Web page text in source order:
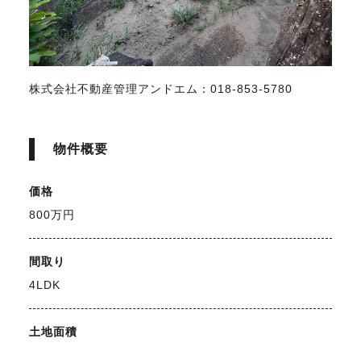
株式会社不動産管理アンドエム：018-853-5780
物件概要
価格
800万円
間取り
4LDK
土地面積